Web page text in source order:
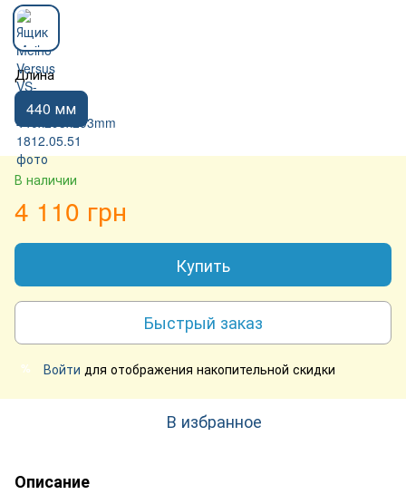
Длина
440 мм
В наличии
4 110 грн
Купить
Быстрый заказ
% Войти для отображения накопительной скидки
В избранное
Описание